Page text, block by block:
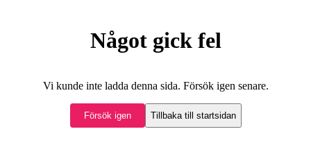
Något gick fel
Vi kunde inte ladda denna sida. Försök igen senare.
Försök igen Tillbaka till startsidan